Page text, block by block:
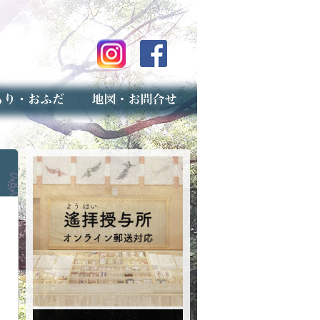
ご案内
げ（古いお守りのお取り扱い）
マップ
用フォーム（事前受付）